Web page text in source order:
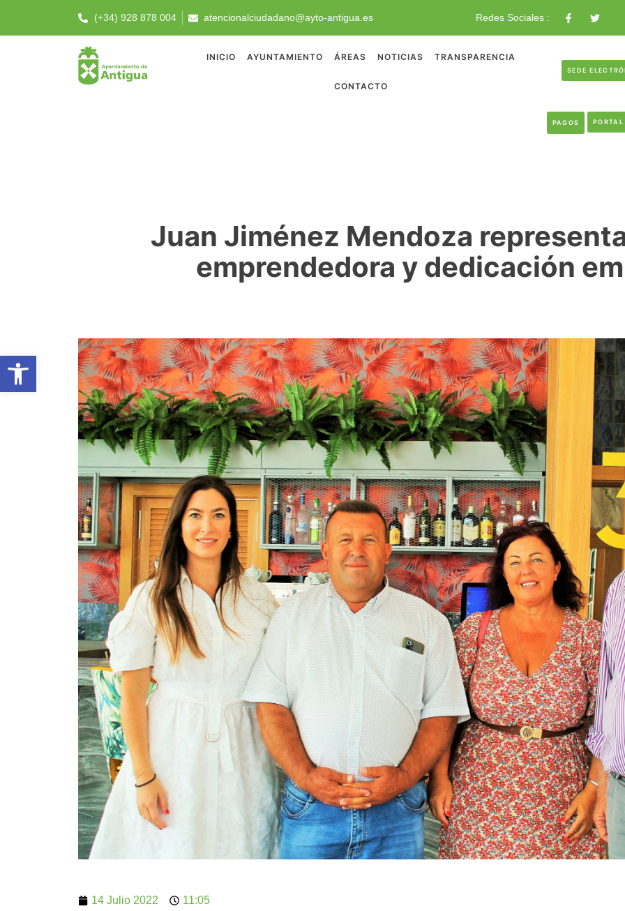
(+34) 928 878 004 atencionalciudadano@ayto-antigua.es Redes Sociales :
INICIO AYUNTAMIENTO ÁREAS NOTICIAS TRANSPARENCIA
CONTACTO
SEDE
PAGOS
Juan Jiménez Mendoza
emprendedora y dedicación
14 Julio 2022 11:05
Abrir barra de herramientas